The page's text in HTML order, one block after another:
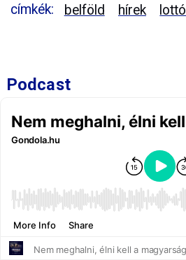
címkék: belföld hírek lottó
Podcast